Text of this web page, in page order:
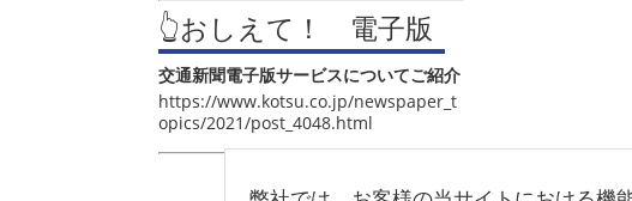
👆おしえて！ 電子版
交通新聞電子版サービスについてご紹介
https://www.kotsu.co.jp/newspaper_t
opics/2021/post_4048.html